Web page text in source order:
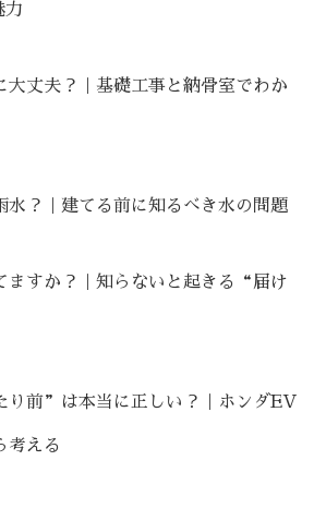
力
大丈夫？｜基礎工事と納骨室でわか
水？｜建てる前に知るべき水の問題
ますか？｜知らないと起きる“届け
り前”は本当に正しい？｜ホンダEV
考える